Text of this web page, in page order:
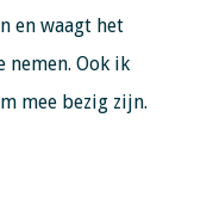
en waagt het
Ook ik
mee bezig zijn.